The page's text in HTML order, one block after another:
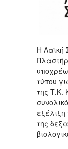
Η Λαϊκή
τύπου
της Τ.Κ.
της